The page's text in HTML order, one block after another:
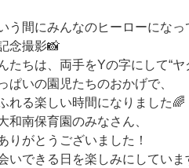
う間にみんなのヒーローにな
念撮影📸
たちは、両手をYの字にして“
ぱいの園児たちのおかげで、
れる楽しい時間になりました🌈
和南保育園のみなさん、
りがとうございました！
いできる日を楽しみにしていま